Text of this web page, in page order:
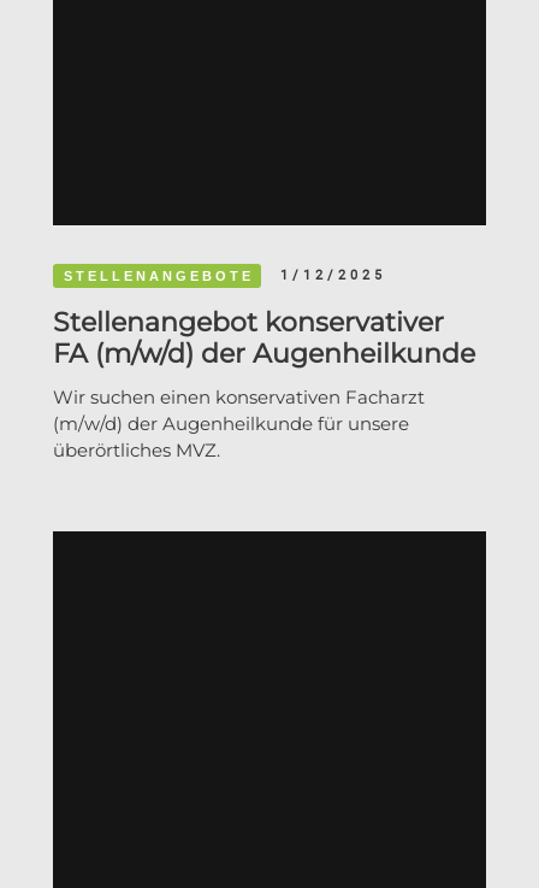
STELLENANGEBOTE 1/12/2025
Stellenangebot konservativer
FA (m/w/d) der Augenheilkunde
Wir suchen einen konservativen Facharzt
(m/w/d) der Augenheilkunde für unsere
überörtliches MVZ.